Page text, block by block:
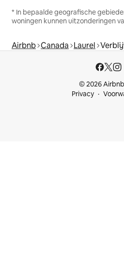
* In bepaalde geografische
woningen kunnen uitzonderingen
Airbnb Canada Laurel
© 2026
Privacy